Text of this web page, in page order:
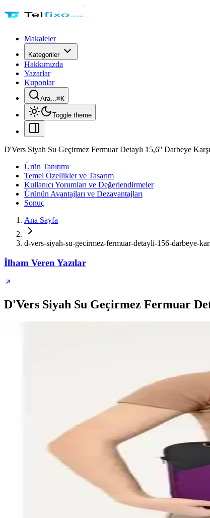
Makaleler
Kategoriler
Hakkımızda
Yazarlar
Kuponlar
Ara...⌘K
Toggle theme
D'Vers Siyah Su Geçirmez Fermuar Detaylı 15,6'' Darbeye
Ürün Tanıtımı
Temel Özellikler ve Tasarım
Kullanıcı Yorumları ve Değerlendirmeler
Ürünün Avantajları ve Dezavantajları
Sonuç
Ana Sayfa
d-vers-siyah-su-gecirmez-fermuar-detayli-156-darbeye-
İlham Veren Yazılar
D'Vers Siyah Su Geçirmez Fermuar